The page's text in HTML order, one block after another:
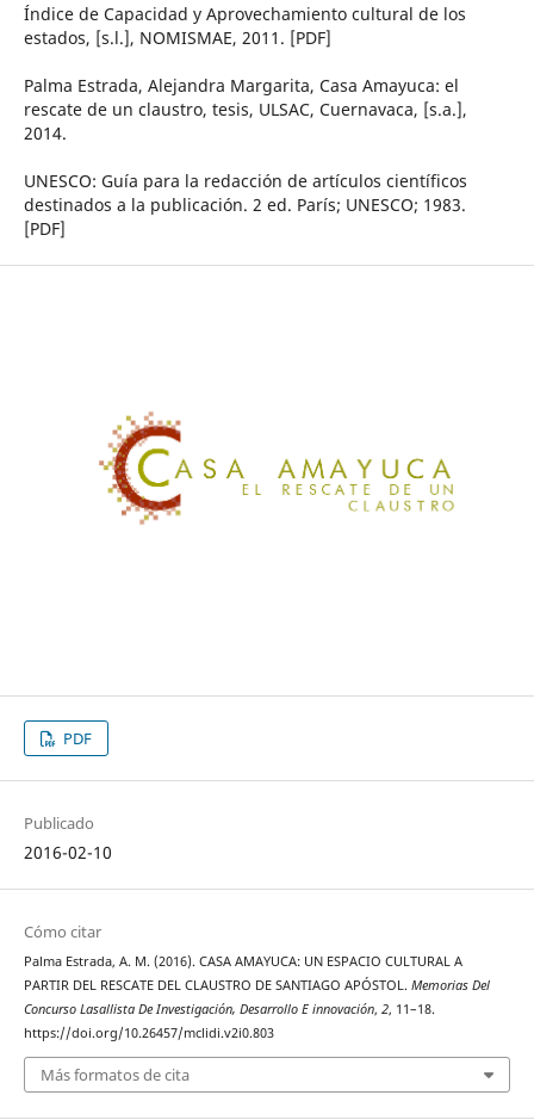
Índice de Capacidad y Aprovechamiento cultural de los
estados, [s.l.], NOMISMAE, 2011. [PDF]
Palma Estrada, Alejandra Margarita, Casa Amayuca: el
rescate de un claustro, tesis, ULSAC, Cuernavaca, [s.a.],
2014.
UNESCO: Guía para la redacción de artículos científicos
destinados a la publicación. 2 ed. París; UNESCO; 1983.
[PDF]
PDF
Publicado
2016-02-10
Cómo citar
Palma Estrada, A. M. (2016). CASA AMAYUCA: UN ESPACIO CULTURAL A
PARTIR DEL RESCATE DEL CLAUSTRO DE SANTIAGO APÓSTOL. Memorias Del
Concurso Lasallista De Investigación, Desarrollo E innovación, 2, 11–18.
https://doi.org/10.26457/mclidi.v2i0.803
Más formatos de cita